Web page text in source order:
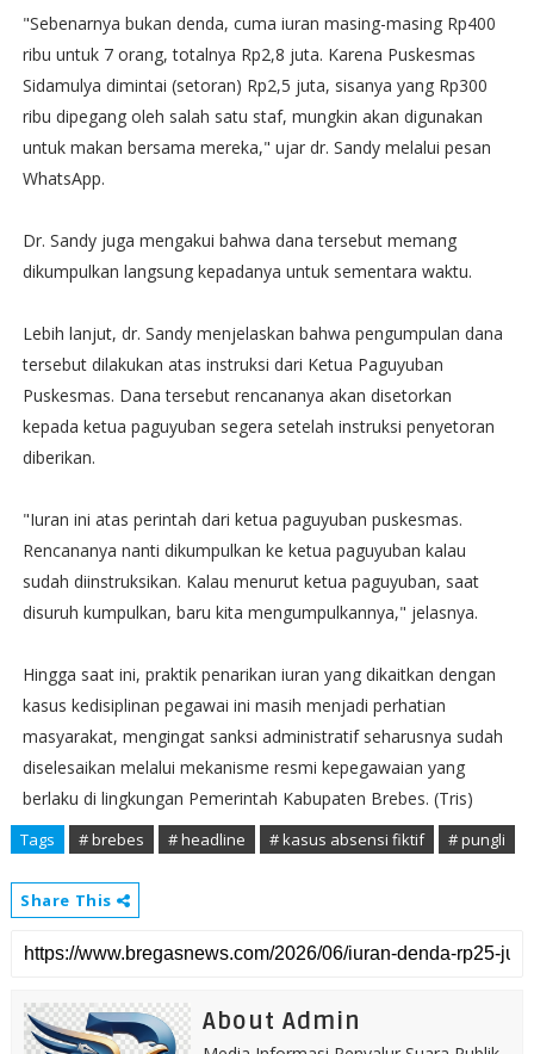
​"Sebenarnya bukan denda, cuma iuran masing-masing Rp400
ribu untuk 7 orang, totalnya Rp2,8 juta. Karena Puskesmas
Sidamulya dimintai (setoran) Rp2,5 juta, sisanya yang Rp300
ribu dipegang oleh salah satu staf, mungkin akan digunakan
untuk makan bersama mereka," ujar dr. Sandy melalui pesan
WhatsApp.
​Dr. Sandy juga mengakui bahwa dana tersebut memang
dikumpulkan langsung kepadanya untuk sementara waktu.
​​Lebih lanjut, dr. Sandy menjelaskan bahwa pengumpulan dana
tersebut dilakukan atas instruksi dari Ketua Paguyuban
Puskesmas. Dana tersebut rencananya akan disetorkan
kepada ketua paguyuban segera setelah instruksi penyetoran
diberikan.
​"Iuran ini atas perintah dari ketua paguyuban puskesmas.
Rencananya nanti dikumpulkan ke ketua paguyuban kalau
sudah diinstruksikan. Kalau menurut ketua paguyuban, saat
disuruh kumpulkan, baru kita mengumpulkannya," jelasnya.
​Hingga saat ini, praktik penarikan iuran yang dikaitkan dengan
kasus kedisiplinan pegawai ini masih menjadi perhatian
masyarakat, mengingat sanksi administratif seharusnya sudah
diselesaikan melalui mekanisme resmi kepegawaian yang
berlaku di lingkungan Pemerintah Kabupaten Brebes. (Tris)
Tags # brebes # headline # kasus absensi fiktif # pungli
Share This
About Admin